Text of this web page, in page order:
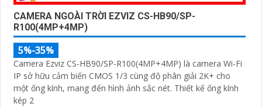
CAMERA NGOÀI TRỜI EZVIZ CS-HB90/SP-
R100(4MP+4MP)
5%-35%
Camera Ezviz CS-HB90/SP-R100(4MP+4MP) là camera Wi-Fi
IP sở hữu cảm biến CMOS 1/3 cùng độ phân giải 2K+ cho
một ống kính, mang đến hình ảnh sắc nét. Thiết kế ống kính
kép 2